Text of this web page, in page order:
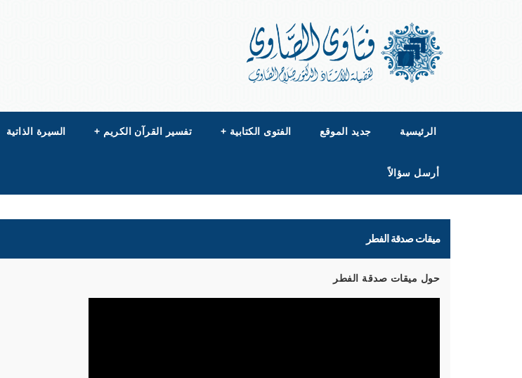
الرئيسية جديد الموقع الفتوى الكتابية + تفسير القرآن الكريم + السيرة الذاتية
أرسل سؤالاً
ميقات صدقة الفطر
حول ميقات صدقة الفطر